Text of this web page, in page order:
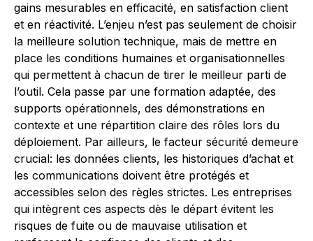
gains mesurables en efficacité, en satisfaction client
et en réactivité. L’enjeu n’est pas seulement de choisir
la meilleure solution technique, mais de mettre en
place les conditions humaines et organisationnelles
qui permettent à chacun de tirer le meilleur parti de
l’outil. Cela passe par une formation adaptée, des
supports opérationnels, des démonstrations en
contexte et une répartition claire des rôles lors du
déploiement. Par ailleurs, le facteur sécurité demeure
crucial: les données clients, les historiques d’achat et
les communications doivent être protégés et
accessibles selon des règles strictes. Les entreprises
qui intègrent ces aspects dès le départ évitent les
risques de fuite ou de mauvaise utilisation et